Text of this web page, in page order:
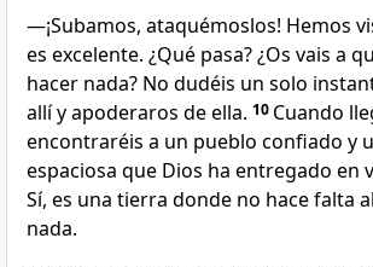
―¡Subamos, ataquémoslos! Hemos
es excelente. ¿Qué pasa? ¿Os vais a
hacer nada? No dudéis un solo
allí y apoderaros de ella. 10 Cuando
encontraréis a un pueblo confiado y
espaciosa que Dios ha entregado en
Sí, es una tierra donde no hace falta
nada.